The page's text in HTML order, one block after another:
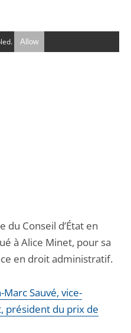
Allow
du Conseil d’État en
à Alice Minet, pour sa
en droit administratif.
Sauvé, vice-
président du prix de